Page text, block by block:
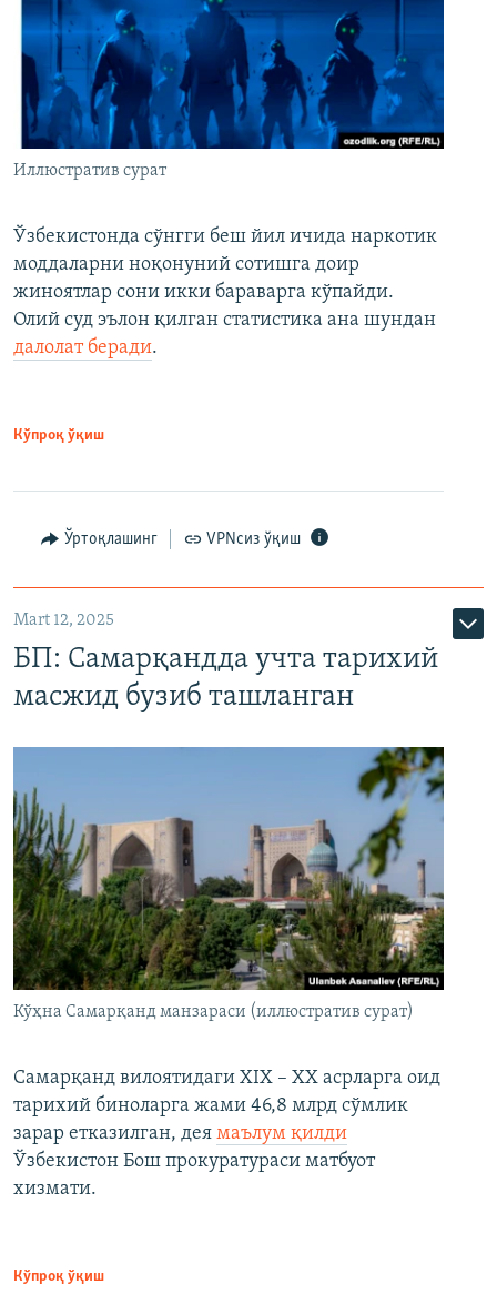
Иллюстратив сурат
Ўзбекистонда сўнгги беш йил ичида наркотик
моддаларни ноқонуний сотишга доир
жиноятлар сони икки бараварга кўпайди.
Олий суд эълон қилган статистика ана шундан
далолат беради.
Кўпроқ ўқиш
Ўртоқлашинг VPNсиз ўқиш
Mart 12, 2025
БП: Самарқандда учта тарихий
масжид бузиб ташланган
Кўҳна Самарқанд манзараси (иллюстратив сурат)
Самарқанд вилоятидаги XIX – XX асрларга оид
тарихий биноларга жами 46,8 млрд сўмлик
зарар етказилган, дея маълум қилди
Ўзбекистон Бош прокуратураси матбуот
хизмати.
Кўпроқ ўқиш